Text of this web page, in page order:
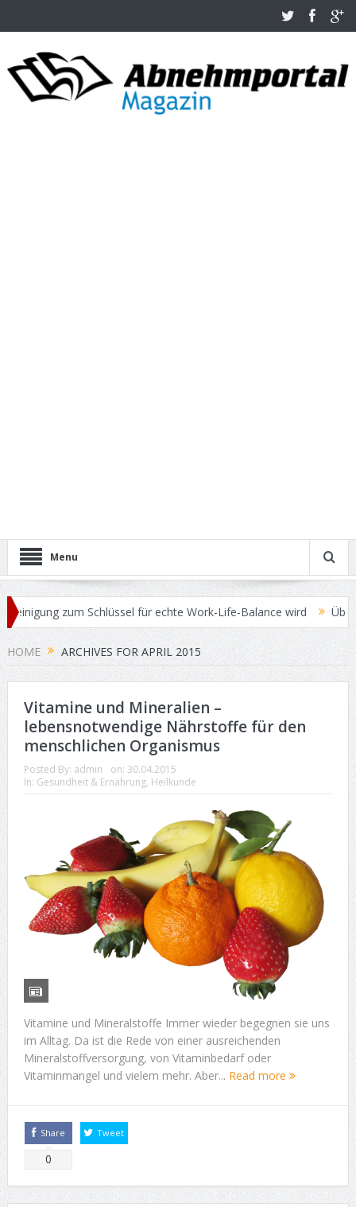
Menu
zum Schlüssel für echte Work-Life-Balance wird
HOME ARCHIVES FOR APRIL 2015
Vitamine und Mineralien –
lebensnotwendige Nährstoffe für den
menschlichen Organismus
Posted By: admin on: 30.04.2015
In: Gesundheit & Ernährung, Heilkunde
Vitamine und Mineralstoffe Immer wieder begegnen sie uns
im Alltag. Da ist die Rede von einer ausreichenden
Mineralstoffversorgung, von Vitaminbedarf oder
Vitaminmangel und vielem mehr. Aber... Read more
Share
0
Tweet